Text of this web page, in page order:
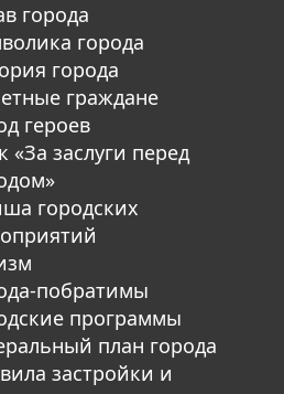
города
города
города
граждане
героев
«За заслуги перед
городских
побратимы
программы
план города
застройки и